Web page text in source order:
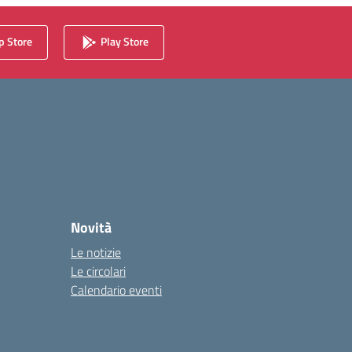
Store Play Store
Novità
Le notizie
Le circolari
Calendario eventi